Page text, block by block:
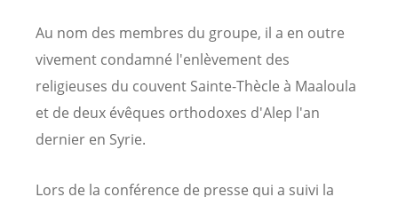
Au nom des membres du groupe, il a en outre
vivement condamné l'enlèvement des
religieuses du couvent Sainte-Thècle à Maaloula
et de deux évêques orthodoxes d'Alep l'an
dernier en Syrie.
Lors de la conférence de presse qui a suivi la